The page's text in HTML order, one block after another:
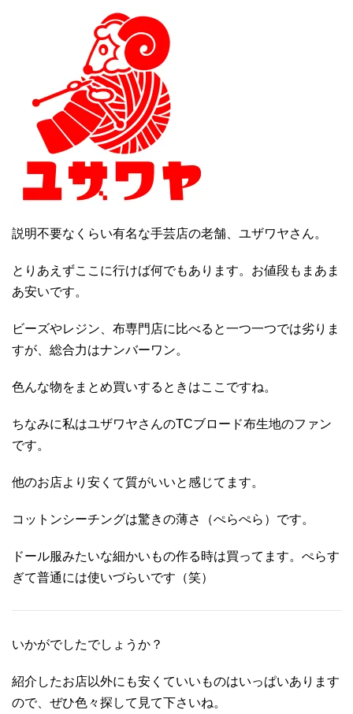
説明不要なくらい有名な手芸店の老舗、ユザワヤさん。
とりあえずここに行けば何でもあります。お値段もまあま
あ安いです。
ビーズやレジン、布専門店に比べると一つ一つでは劣りま
すが、総合力はナンバーワン。
色んな物をまとめ買いするときはここですね。
ちなみに私はユザワヤさんのTCブロード布生地のファン
です。
他のお店より安くて質がいいと感じてます。
コットンシーチングは驚きの薄さ（ぺらぺら）です。
ドール服みたいな細かいもの作る時は買ってます。ぺらす
ぎて普通には使いづらいです（笑）
いかがでしたでしょうか？
紹介したお店以外にも安くていいものはいっぱいあります
ので、ぜひ色々探して見て下さいね。